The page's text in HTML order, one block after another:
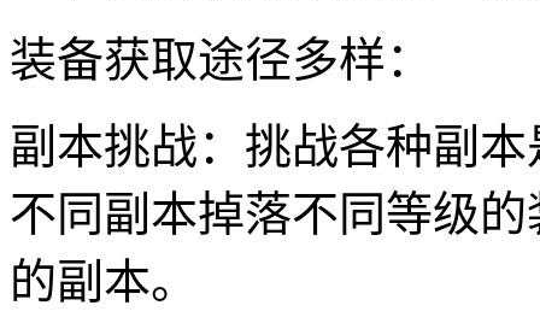
装备获取途径多样：
副本挑战：挑战各种副
不同副本掉落不同等级
的副本。